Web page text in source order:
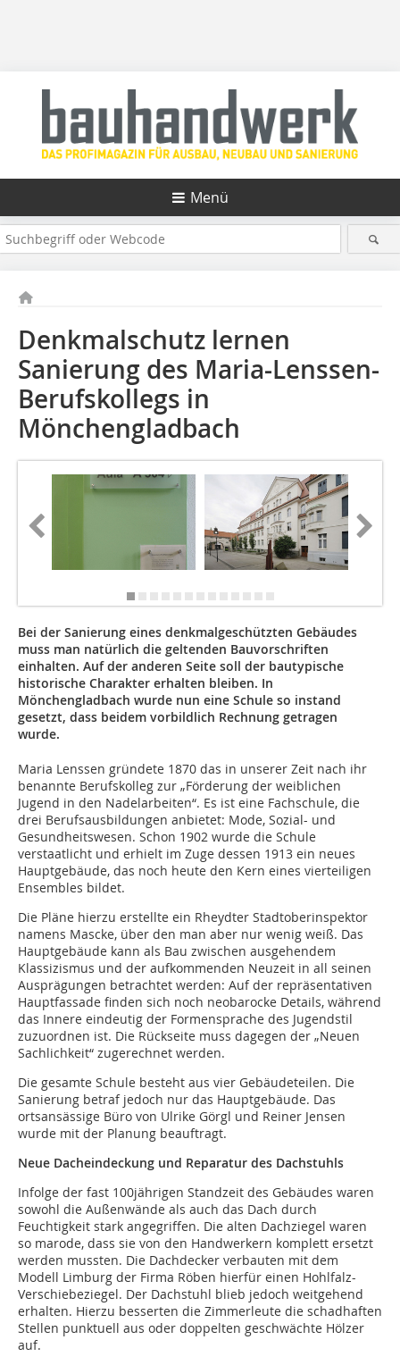
Menü
Denkmalschutz lernen
Sanierung des Maria-Lenssen-
Berufskollegs in
Mönchengladbach
Bei der Sanierung eines denkmalgeschützten Gebäudes
muss man natürlich die geltenden Bauvorschriften
einhalten. Auf der anderen Seite soll der bautypische
historische Charakter erhalten bleiben. In
Mönchengladbach wurde nun eine Schule so instand
gesetzt, dass beidem vorbildlich Rechnung getragen
wurde.
Maria Lenssen gründete 1870 das in unserer Zeit nach ihr
benannte Berufskolleg zur „Förderung der weiblichen
Jugend in den Nadelarbeiten“. Es ist eine Fachschule, die
drei Berufsausbildungen anbietet: Mode, Sozial- und
Gesundheitswesen. Schon 1902 wurde die Schule
verstaatlicht und erhielt im Zuge dessen 1913 ein neues
Hauptgebäude, das noch heute den Kern eines vierteiligen
Ensembles bildet.
Die Pläne hierzu erstellte ein Rheydter Stadtoberinspektor
namens Mascke, über den man aber nur wenig weiß. Das
Hauptgebäude kann als Bau zwischen ausgehendem
Klassizismus und der aufkommenden Neuzeit in all seinen
Ausprägungen betrachtet werden: Auf der repräsentativen
Hauptfassade finden sich noch neobarocke Details, während
das Innere eindeutig der Formensprache des Jugendstil
zuzuordnen ist. Die Rückseite muss dagegen der „Neuen
Sachlichkeit“ zugerechnet werden.
Die gesamte Schule besteht aus vier Gebäudeteilen. Die
Sanierung betraf jedoch nur das Hauptgebäude. Das
ortsansässige Büro von Ulrike Görgl und Reiner Jensen
wurde mit der Planung beauftragt.
Neue Dacheindeckung und Reparatur des Dachstuhls
Infolge der fast 100jährigen Standzeit des Gebäudes waren
sowohl die Außenwände als auch das Dach durch
Feuchtigkeit stark angegriffen. Die alten Dachziegel waren
so marode, dass sie von den Handwerkern komplett ersetzt
werden mussten. Die Dachdecker verbauten mit dem
Modell Limburg der Firma Röben hierfür einen Hohlfalz-
Verschiebeziegel. Der Dachstuhl blieb jedoch weitgehend
erhalten. Hierzu besserten die Zimmerleute die schadhaften
Stellen punktuell aus oder doppelten geschwächte Hölzer
auf.